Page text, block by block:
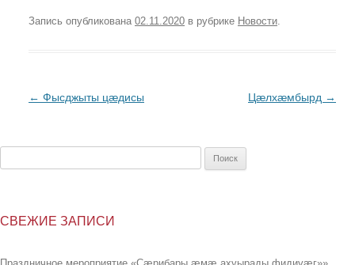
Запись опубликована 02.11.2020 в рубрике Новости
Post
← Фысджыты цæдисы Цæлхæмбырд →
СВЕЖИЕ ЗАПИСИ